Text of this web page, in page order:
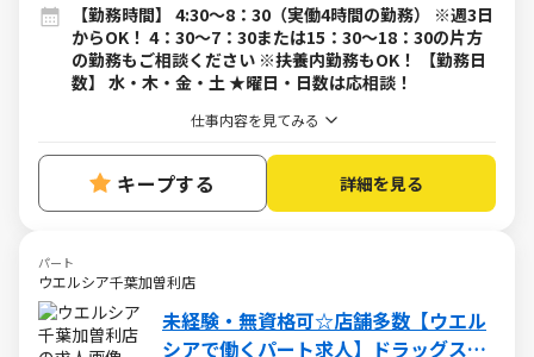
【勤務時間】 4:30～8：30（実働4時間の勤務） ※週3日
からOK！ 4：30～7：30または15：30～18：30の片方
の勤務もご相談ください ※扶養内勤務もOK！ 【勤務日
数】 水・木・金・土 ★曜日・日数は応相談！
仕事内容を見てみる
キープする 詳細を見る
パート
ウエルシア千葉加曽利店
未経験・無資格可☆店舗多数【ウエル
シアで働くパート求人】ドラッグスト